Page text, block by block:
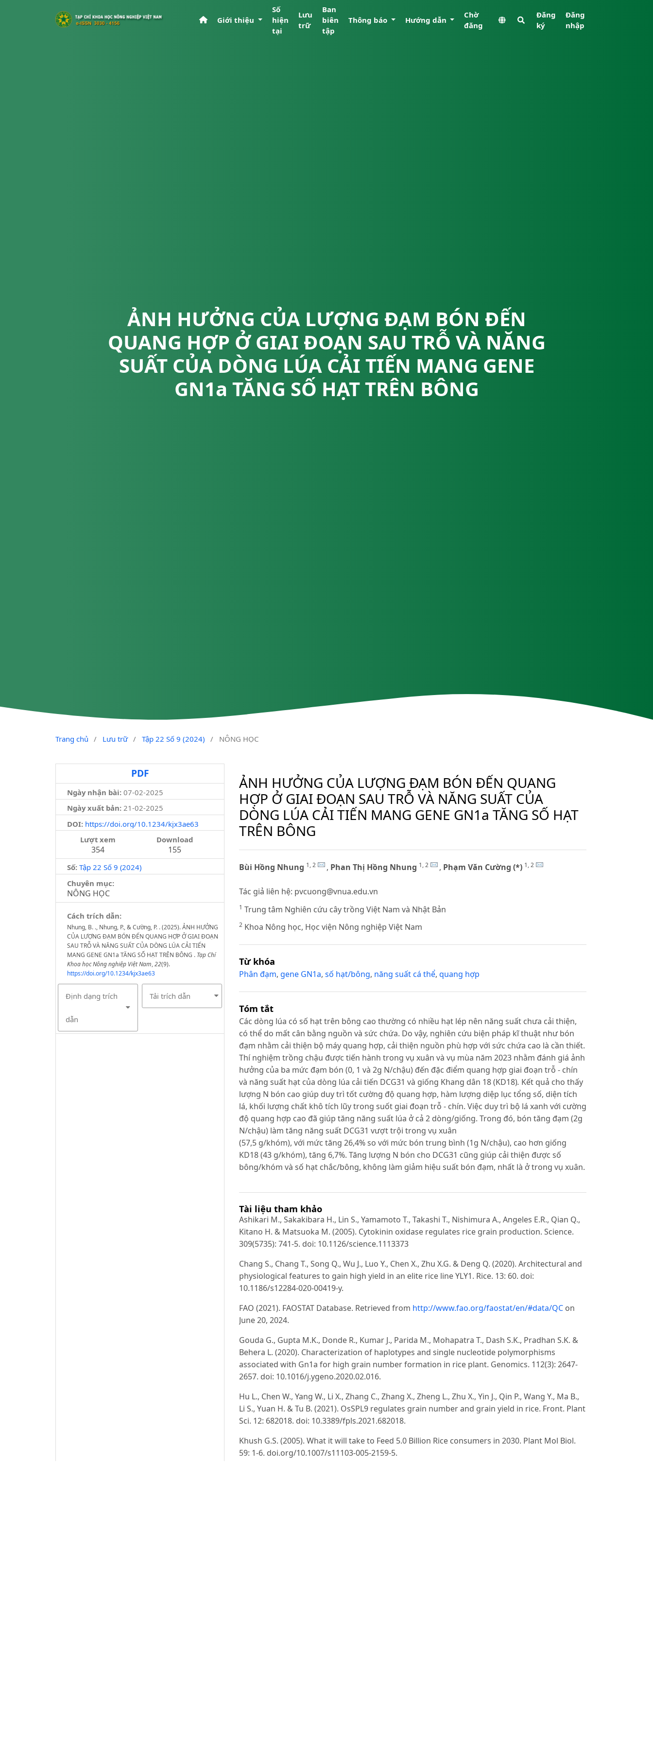
Giới thiệu
Số
hiện
tại
Lưu
trữ
Ban
biên
tập
Thông báo Hướng dẫn
Chờ
đăng
Đăng
ký
Đăng
nhập
ẢNH HƯỞNG CỦA LƯỢNG ĐẠM BÓN ĐẾN
QUANG HỢP Ở GIAI ĐOẠN SAU TRỖ VÀ NĂNG
SUẤT CỦA DÒNG LÚA CẢI TIẾN MANG GENE
GN1a TĂNG SỐ HẠT TRÊN BÔNG
Trang chủ / Lưu trữ / Tập 22 Số 9 (2024) / NÔNG HỌC
PDF
Ngày nhận bài: 07-02-2025
Ngày xuất bản: 21-02-2025
DOI: https://doi.org/10.1234/kjx3ae63
Lượt xem
354
Download
155
Số: Tập 22 Số 9 (2024)
Chuyên mục:
NÔNG HỌC
Cách trích dẫn:
Nhung, B. ., Nhung, P., & Cường, P. . (2025). ẢNH HƯỞNG
CỦA LƯỢNG ĐẠM BÓN ĐẾN QUANG HỢP Ở GIAI ĐOẠN
SAU TRỖ VÀ NĂNG SUẤT CỦA DÒNG LÚA CẢI TIẾN
MANG GENE GN1a TĂNG SỐ HẠT TRÊN BÔNG . Tạp Chí
Khoa học Nông nghiệp Việt Nam,22(9).
https://doi.org/10.1234/kjx3ae63
Định dạng trích
dẫn
Tải trích dẫn
ẢNH HƯỞNG CỦA LƯỢNG ĐẠM BÓN ĐẾN QUANG
HỢP Ở GIAI ĐOẠN SAU TRỖ VÀ NĂNG SUẤT CỦA
DÒNG LÚA CẢI TIẾN MANG GENE GN1a TĂNG SỐ HẠT
TRÊN BÔNG
Bùi Hồng Nhung 1, 2 , Phan Thị Hồng Nhung 1, 2 , Phạm Văn Cường (*) 1, 2
Tác giả liên hệ: pvcuong@vnua.edu.vn
1 Trung tâm Nghiên cứu cây trồng Việt Nam và Nhật Bản
2Khoa Nông học, Học viện Nông nghiệp Việt Nam
Từ khóa
Phân đạm, gene GN1a, số hạt/bông, năng suất cá thể, quang hợp
Tóm tắt
Các dòng lúa có số hạt trên bông cao thường có nhiều hạt lép nên năng suất chưa cải thiện,
có thể do mất cân bằng nguồn và sức chứa. Do vậy, nghiên cứu biện pháp kĩ thuật như bón
đạm nhằm cải thiện bộ máy quang hợp, cải thiện nguồn phù hợp với sức chứa cao là cần thiết.
Thí nghiệm trồng chậu được tiến hành trong vụ xuân và vụ mùa năm 2023 nhằm đánh giá ảnh
hưởng của ba mức đạm bón (0, 1 và 2g N/chậu) đến đặc điểm quang hợp giai đoạn trỗ - chín
và năng suất hạt của dòng lúa cải tiến DCG31 và giống Khang dân 18 (KD18). Kết quả cho thấy
lượng N bón cao giúp duy trì tốt cường độ quang hợp, hàm lượng diệp lục tổng số, diện tích
lá, khối lượng chất khô tích lũy trong suốt giai đoạn trỗ - chín. Việc duy trì bộ lá xanh với cường
độ quang hợp cao đã giúp tăng năng suất lúa ở cả 2 dòng/giống. Trong đó, bón tăng đạm (2g
N/chậu) làm tăng năng suất DCG31 vượt trội trong vụ xuân
(57,5 g/khóm), với mức tăng 26,4% so với mức bón trung bình (1g N/chậu), cao hơn giống
KD18 (43 g/khóm), tăng 6,7%. Tăng lượng N bón cho DCG31 cũng giúp cải thiện được số
bông/khóm và số hạt chắc/bông, không làm giảm hiệu suất bón đạm, nhất là ở trong vụ xuân.
Tài liệu tham khảo
Ashikari M., Sakakibara H., Lin S., Yamamoto T., Takashi T., Nishimura A., Angeles E.R., Qian Q.,
Kitano H. & Matsuoka M. (2005). Cytokinin oxidase regulates rice grain production. Science.
309(5735): 741-5. doi: 10.1126/science.1113373
Chang S., Chang T., Song Q., Wu J., Luo Y., Chen X., Zhu X.G. & Deng Q. (2020). Architectural and
physiological features to gain high yield in an elite rice line YLY1. Rice. 13: 60. doi:
10.1186/s12284-020-00419-y.
FAO (2021). FAOSTAT Database. Retrieved from http://www.fao.org/faostat/en/#data/QCon
June 20, 2024.
Gouda G., Gupta M.K., Donde R., Kumar J., Parida M., Mohapatra T., Dash S.K., Pradhan S.K. &
Behera L. (2020). Characterization of haplotypes and single nucleotide polymorphisms
associated with Gn1a for high grain number formation in rice plant. Genomics. 112(3): 2647-
2657. doi: 10.1016/j.ygeno.2020.02.016.
Hu L., Chen W., Yang W., Li X., Zhang C., Zhang X., Zheng L., Zhu X., Yin J., Qin P., Wang Y., Ma B.,
Li S., Yuan H. & Tu B. (2021). OsSPL9 regulates grain number and grain yield in rice. Front. Plant
Sci. 12: 682018. doi: 10.3389/fpls.2021.682018.
Khush G.S. (2005). What it will take to Feed 5.0 Billion Rice consumers in 2030. Plant Mol Biol.
59: 1-6. doi.org/10.1007/s11103-005-2159-5.